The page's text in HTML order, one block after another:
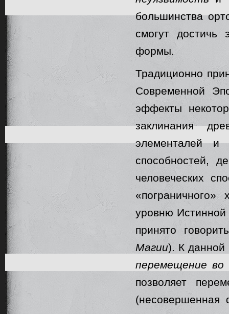
большинства
смогут достичь
формы.
Традиционно
Современной
эффекты
заклинания
элементалей
способностей,
человеческих
«пограничного»
уровню Истинной
принято
Магии). К данной
перемещение во
позволяет